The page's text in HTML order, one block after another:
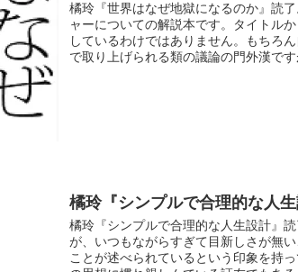
橘玲『世界はなぜ地獄になるのか』読
ャーについての解説本です。タイトル
しているわけではありません。もちろ
で取り上げられる類の議論の門外漢です
橘玲『シンプルで合理的な人生
橘玲『シンプルで合理的な人生設計』
が、いつもながらすぎて目新しさが無
ことが述べられているという印象を持